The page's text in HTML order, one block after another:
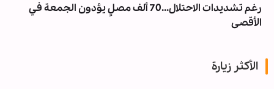
رغم تشديدات الاحتلال...70 ألف مصلٍ يؤدون الجمعة في
الأقصى
الأكثر زيارة